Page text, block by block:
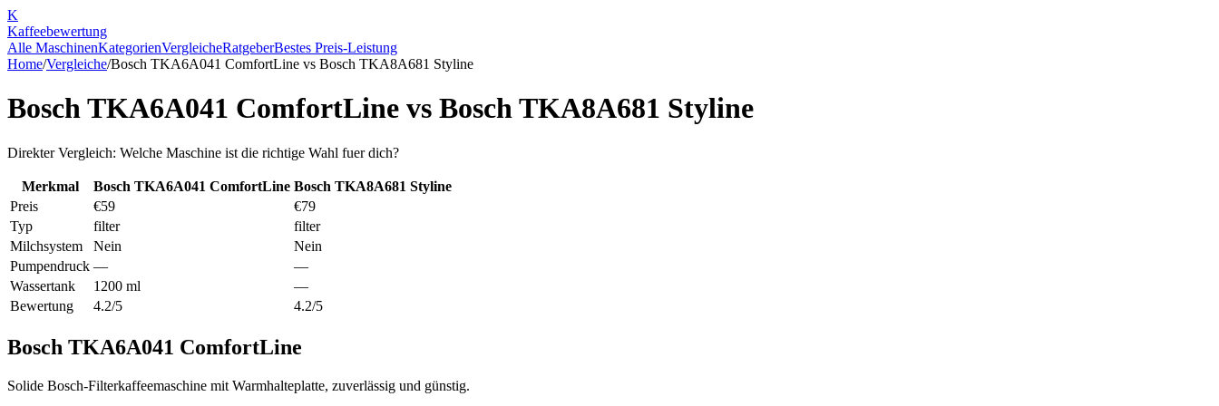
K
Kaffeebewertung
Alle MaschinenKategorienVergleicheRatgeberBestes Preis-Leistung
Home/Vergleiche/Bosch TKA6A041 ComfortLine vs Bosch TKA8A681 Styline
Bosch TKA6A041 ComfortLine vs Bosch TKA8A681 Styline
Direkter Vergleich: Welche Maschine ist die richtige Wahl fuer dich?
Merkmal Bosch TKA6A041 ComfortLine Bosch TKA8A681 Styline
Preis
€59
€79
Typ
filter
filter
Milchsystem
Nein
Nein
Pumpendruck —
—
Wassertank
1200 ml
—
Bewertung
4.2/5 4.2/5
Bosch TKA6A041 ComfortLine
Solide Bosch-Filterkaffeemaschine mit Warmhalteplatte, zuverlässig und günstig.